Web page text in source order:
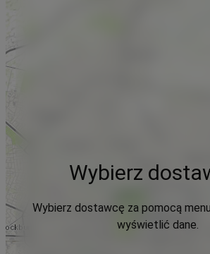
Wybierz
Wybierz dostawcę za pomocą
wyświetlić dane.